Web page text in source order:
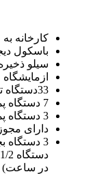
کارخانه به وسعت
باسکول دیجیتال 60
سیلو ذخیره
33دستگاه تراک میکسر
7 دستگاه پمپ ثابت
3 دستگاه پمپ دکل 36-42-52 متری
دارای
در ساعت)